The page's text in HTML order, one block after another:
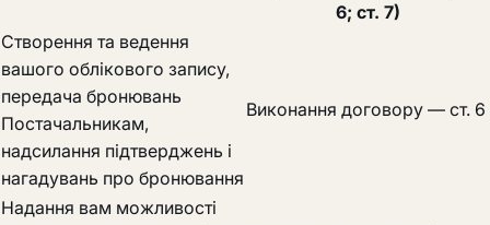
6; ст. 7)
Створення та ведення
вашого облікового запису,
передача бронювань
Постачальникам,
надсилання підтверджень і
нагадувань про бронювання
Виконання договору — ст. 6
Надання вам можливості